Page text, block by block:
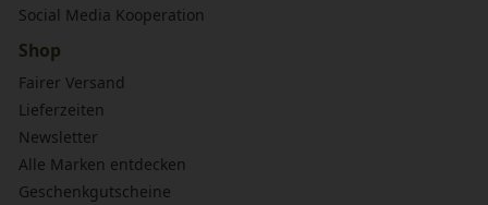
Social Media Kooperation
Shop
Fairer Versand
Lieferzeiten
Newsletter
Alle Marken entdecken
Geschenkgutscheine